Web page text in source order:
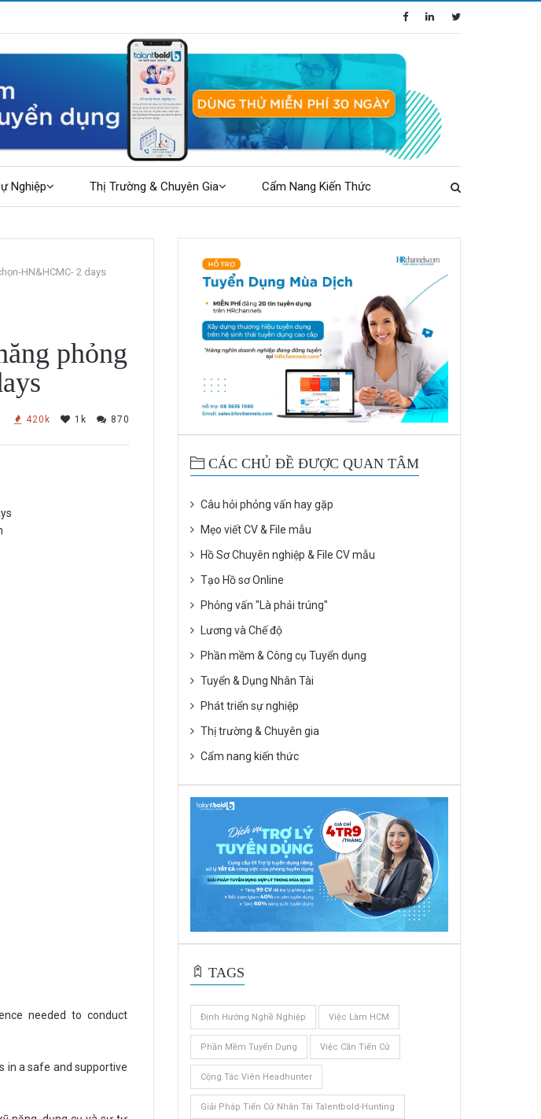
Nghiệp Thị Trường & Chuyên Gia Cẩm Nang Kiến Thức
HN&HCMC- 2 days
phỏng
420k 1k 870
needed to conduct
in a safe and supportive
CÁC CHỦ ĐỀ ĐƯỢC QUAN TÂM
Câu hỏi phỏng vấn hay gặp
Mẹo viết CV & File mẫu
Hồ Sơ Chuyên nghiệp & File CV mẫu
Tạo Hồ sơ Online
Phỏng vấn "Là phải trúng"
Lương và Chế độ
Phần mềm & Công cụ Tuyển dụng
Tuyển & Dụng Nhân Tài
Phát triển sự nghiệp
Thị trường & Chuyên gia
Cẩm nang kiến thức
TAGS
Định Hướng Nghề Nghiệp Việc Làm HCM
Phần Mềm Tuyển Dụng Việc Cần Tiến Cử
Cộng Tác Viên Headhunter
Giải Pháp Tiến Cử Nhân Tài Talentbold-Hunting